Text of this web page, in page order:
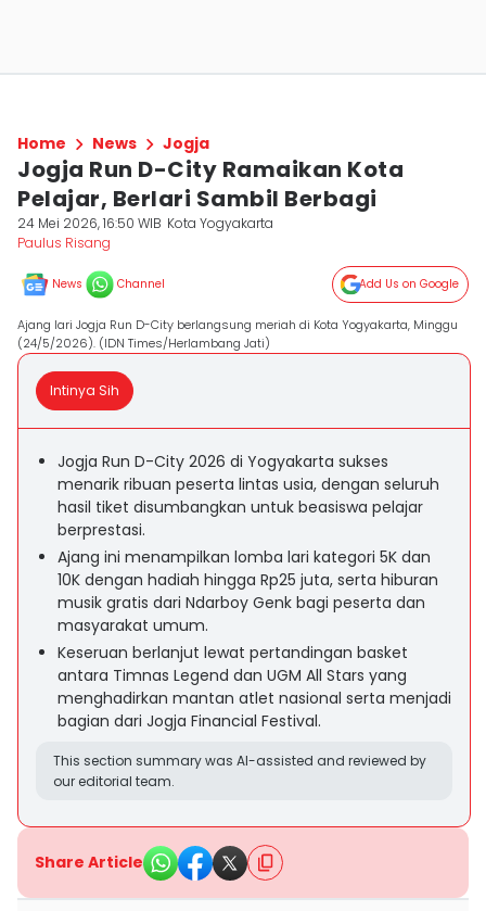
Home News Jogja
Jogja Run D-City Ramaikan Kota
Pelajar, Berlari Sambil Berbagi
24 Mei 2026, 16:50 WIB Kota Yogyakarta
Paulus Risang
News Channel Add Us on Google
Ajang lari Jogja Run D-City berlangsung meriah di Kota Yogyakarta, Minggu
(24/5/2026). (IDN Times/Herlambang Jati)
Intinya Sih
Jogja Run D-City 2026 di Yogyakarta sukses
menarik ribuan peserta lintas usia, dengan seluruh
hasil tiket disumbangkan untuk beasiswa pelajar
berprestasi.
Ajang ini menampilkan lomba lari kategori 5K dan
10K dengan hadiah hingga Rp25 juta, serta hiburan
musik gratis dari Ndarboy Genk bagi peserta dan
masyarakat umum.
Keseruan berlanjut lewat pertandingan basket
antara Timnas Legend dan UGM All Stars yang
menghadirkan mantan atlet nasional serta menjadi
bagian dari Jogja Financial Festival.
This section summary was AI-assisted and reviewed by
our editorial team.
Share Article